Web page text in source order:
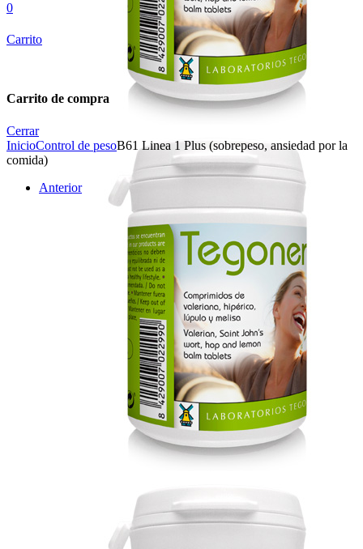
0
Carrito
Carrito de compra
Cerrar
InicioControl de pesoB61 Linea 1 Plus (sobrepeso, ansiedad por la
comida)
Anterior